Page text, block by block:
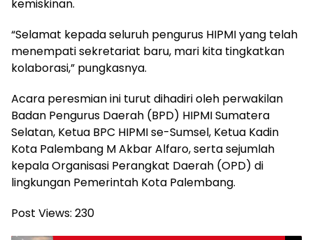
kemiskinan.
“Selamat kepada seluruh pengurus HIPMI yang telah
menempati sekretariat baru, mari kita tingkatkan
kolaborasi,” pungkasnya.
Acara peresmian ini turut dihadiri oleh perwakilan
Badan Pengurus Daerah (BPD) HIPMI Sumatera
Selatan, Ketua BPC HIPMI se-Sumsel, Ketua Kadin
Kota Palembang M Akbar Alfaro, serta sejumlah
kepala Organisasi Perangkat Daerah (OPD) di
lingkungan Pemerintah Kota Palembang.
Post Views: 230